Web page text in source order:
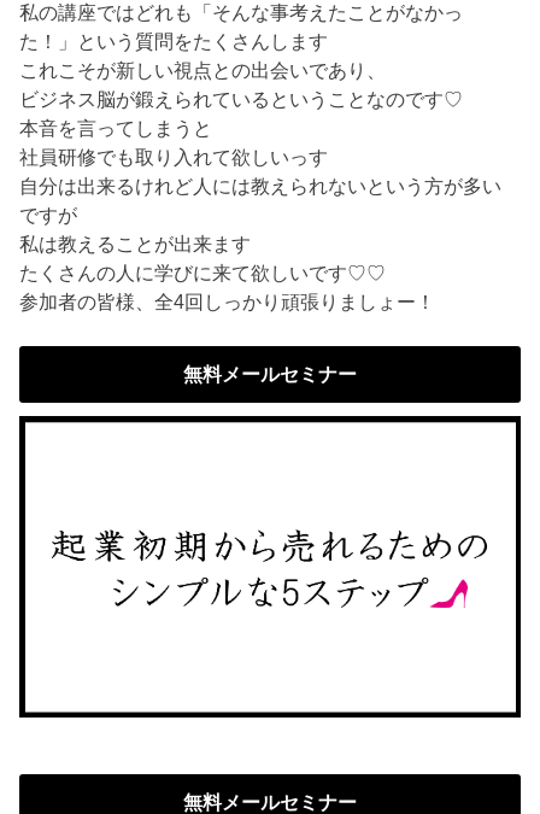
私の講座ではどれも「そんな事考えたことがなかっ
た！」という質問をたくさんします
これこそが新しい視点との出会いであり、
ビジネス脳が鍛えられているということなのです♡
本音を言ってしまうと
社員研修でも取り入れて欲しいっす
自分は出来るけれど人には教えられないという方が多い
ですが
私は教えることが出来ます
たくさんの人に学びに来て欲しいです♡♡
参加者の皆様、全4回しっかり頑張りましょー！
無料メールセミナー
無料メールセミナー